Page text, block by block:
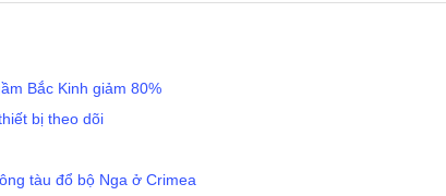
Bắc Kinh giảm 80%
bị theo dõi
tàu đổ bộ Nga ở Crimea